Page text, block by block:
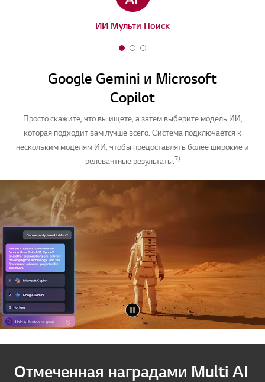
ИИ Мульти Поиск
1
3
2
3
3
3
Google Gemini и Microsoft
Copilot
Просто скажите, что вы ищете, а затем выберите модель ИИ,
которая подходит вам лучше всего. Система подключается к
нескольким моделям ИИ, чтобы предоставлять более широкие и
релевантные результаты.7)
Отмеченная наградами Multi AI